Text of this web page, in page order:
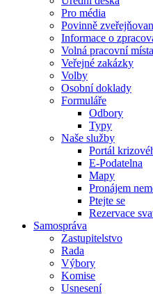
Pro média
Povinně
Informace o
Volná pracovní místa
Veřejné zakázky
Volby
Osobní doklady
Formuláře
Odbory
Typy
Naše služby
Portál
E-Podatelna
Mapy
Pronájem
Ptejte se
Rezervace
Samospráva
Zastupitelstvo
Rada
Výbory
Komise
Usnesení